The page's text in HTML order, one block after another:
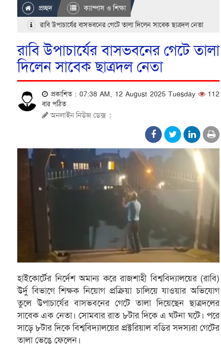
প্রচ্ছদ
ক্যাম্পাস ও শিক্ষা
রাবি উপাচার্যের বাসভবনের গেটে তালা দিলেন সাবেক ছাত্রদল নেতা
রাবি উপাচার্যের বাসভবনের গেটে তালা
দিলেন সাবেক ছাত্রদল নেতা
প্রকাশিত : 07:38 AM, 12 August 2025 Tuesday
112
বার পঠিত
অনলাইন নিউজ ডেক্স :
হাইকোর্টের নির্দেশ অমান্য করে রাজশাহী বিশ্ববিদ্যালয়ের (রাবি)
উর্দু বিভাগে শিক্ষক নিয়োগ প্রক্রিয়া চালিয়ে যাওয়ার অভিযোগ
তুলে উপাচার্যের বাসভবনের গেটে তালা দিয়েছেন ছাত্রদলের
সাবেক এক নেতা। সোমবার রাত ৮টার দিকে এ ঘটনা ঘটে। পরে
সাড়ে ৮টার দিকে বিশ্ববিদ্যালয়ের প্রক্টরিয়াল বডির সদস্যরা গেটের
তালা ভেঙে ফেলেন।